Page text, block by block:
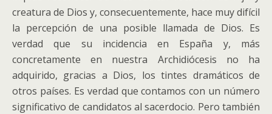
creatura de Dios y, consecuentemente, hace muy difícil
la percepción de una posible llamada de Dios. Es
verdad que su incidencia en España y, más
concretamente en nuestra Archidiócesis no ha
adquirido, gracias a Dios, los tintes dramáticos de
otros países. Es verdad que contamos con un número
significativo de candidatos al sacerdocio. Pero también